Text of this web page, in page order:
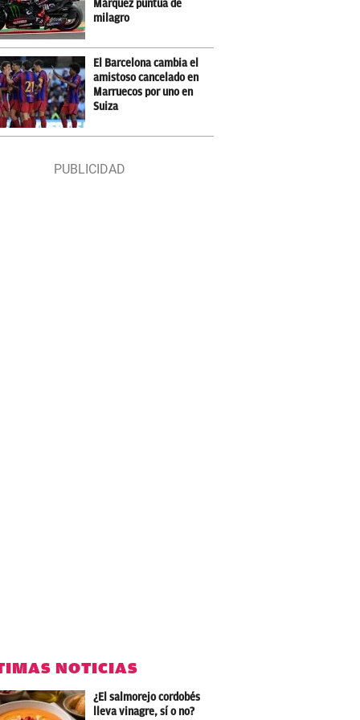
Márquez puntúa de
milagro
El Barcelona cambia el
amistoso cancelado en
Marruecos por uno en
Suiza
NOTICIAS
¿El salmorejo cordobés
lleva vinagre, sí o no?